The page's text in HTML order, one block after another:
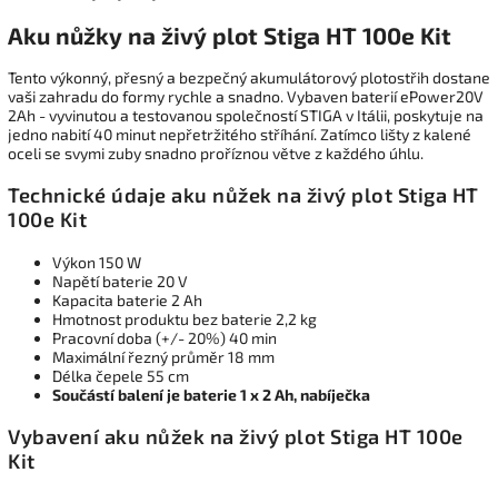
Aku nůžky na živý plot Stiga HT 100e Kit
Tento výkonný, přesný a bezpečný akumulátorový plotostřih dostane
vaši zahradu do formy rychle a snadno. Vybaven baterií ePower20V
2Ah - vyvinutou a testovanou společností STIGA v Itálii, poskytuje na
jedno nabití 40 minut nepřetržitého stříhání. Zatímco lišty z kalené
oceli se svymi zuby snadno proříznou větve z každého úhlu.
Technické údaje aku nůžek na živý plot Stiga HT
100e Kit
Výkon 150 W
Napětí baterie 20 V
Kapacita baterie 2 Ah
Hmotnost produktu bez baterie 2,2 kg
Pracovní doba (+/- 20%) 40 min
Maximální řezný průměr 18 mm
Délka čepele 55 cm
Součástí balení je baterie 1 x 2 Ah, nabíječka
Vybavení aku nůžek na živý plot Stiga HT 100e
Kit